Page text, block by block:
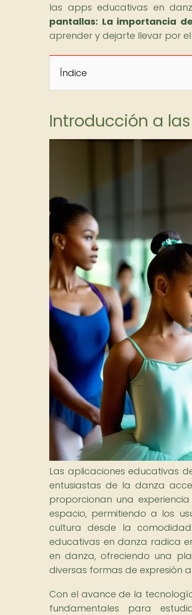
las apps educativas en
pantallas: La importancia
aprender y dejarte llevar por
Índice
Introducción a
Las aplicaciones educativas
entusiastas de la danza
proporcionan una
espacio, permitiendo a los
cultura desde la
educativas en danza radica
en danza, ofreciendo una
diversas formas de expresión
Con el avance de la
fundamentales para